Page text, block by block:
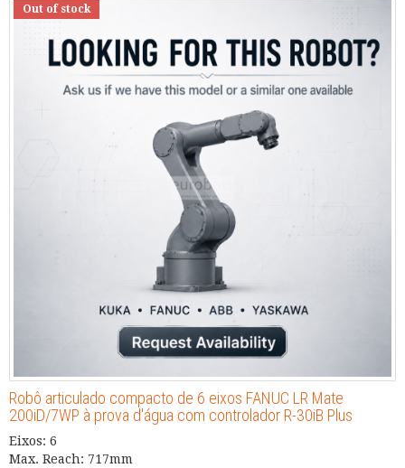
Out of stock
Robô articulado compacto de 6 eixos FANUC LR Mate
200iD/7WP à prova d'água com controlador R-30iB Plus
Eixos: 6
Max. Reach: 717mm